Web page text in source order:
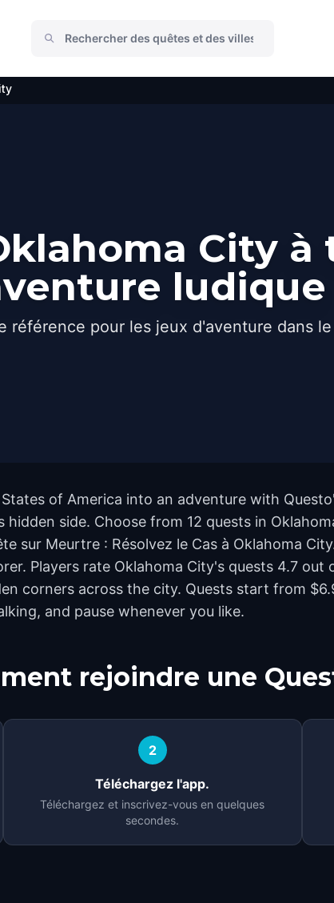
City à
ludique
référence pour les jeux d'aventure dans
of America into an adventure with
side. Choose from 12 quests in
sur Meurtre : Résolvez le Cas à Oklahoma
Players rate Oklahoma City's quests 4.7 out
corners across the city. Quests start from
and pause whenever you like.
rejoindre une
2
Téléchargez l'app.
Téléchargez et inscrivez-vous en quelques
secondes.